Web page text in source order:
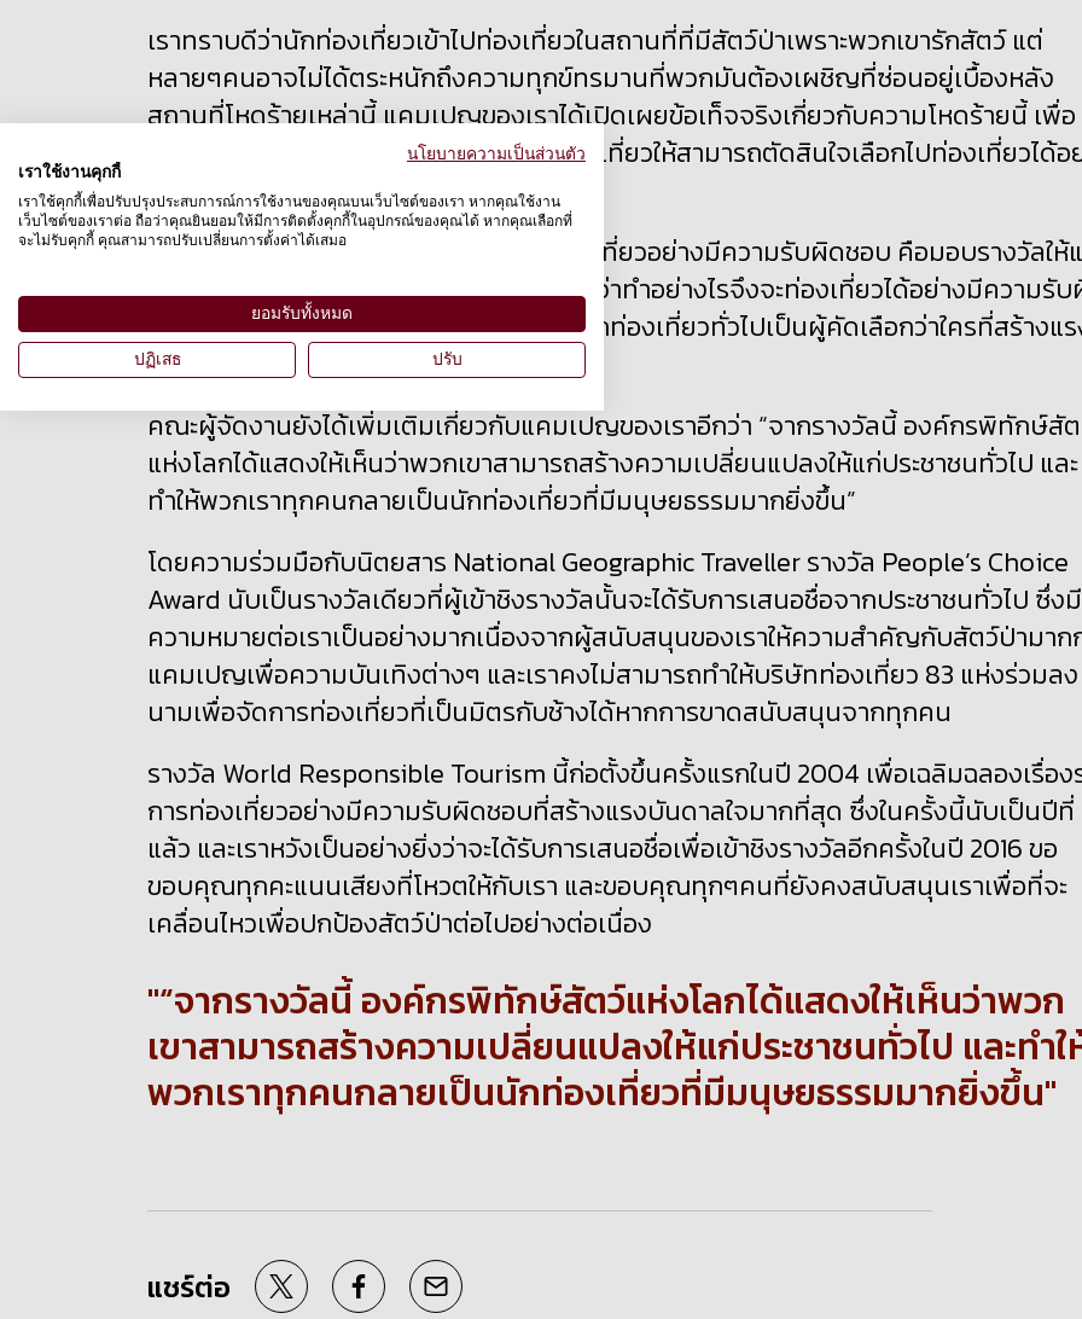
เราทราบดีว่านักท่องเที่ยวเข้าไปท่องเที่ยวในสถานที่ที่มีสัตว์ป่าเพราะพวกเขารักสัตว์ แต่
หลายๆคนอาจไม่ได้ตระหนักถึงความทุกข์ทรมานที่พวกมันต้องเผชิญที่ซ่อนอยู่เบื้องหลัง
สถานที่โหดร้ายเหล่านี้ แคมเปญของเราได้เปิดเผยข้อเท็จจริงเกี่ยวกับความโหดร้ายนี้ เพื่อ
เป็นข้อมูลประกอบการตัดสินใจให้แก่นักท่องเที่ยวให้สามารถตัดสินใจเลือกไปท่องเที่ยวได้อ
มีความรับผิดชอบมากขึ้น
“หนึ่งในจุดประสงค์หลักของรางวัลการท่องเที่ยวอย่างมีความรับผิดชอบ คือมอบรางวัลให้
ผู้ที่สร้างแรงบันดาลใจให้นักท่องเที่ยวทราบว่าทำอย่างไรจึงจะท่องเที่ยวได้อย่างมีความรั
ชอบ” คณะกรรมการกล่าว “โดยรางวัลนี้มีนักท่องเที่ยวทั่วไปเป็นผู้คัดเลือกว่าใครที่สร้างแ
บันดาลใจให้พวกเขาได้มากที่สุด”
คณะผู้จัดงานยังได้เพิ่มเติมเกี่ยวกับแคมเปญของเราอีกว่า “จากรางวัลนี้ องค์กรพิทักษ์สั
แห่งโลกได้แสดงให้เห็นว่าพวกเขาสามารถสร้างความเปลี่ยนแปลงให้แก่ประชาชนทั่วไป และ
ทำให้พวกเราทุกคนกลายเป็นนักท่องเที่ยวที่มีมนุษยธรรมมากยิ่งขึ้น”
โดยความร่วมมือกับนิตยสาร National Geographic Traveller รางวัล People’s Choice
Award นับเป็นรางวัลเดียวที่ผู้เข้าชิงรางวัลนั้นจะได้รับการเสนอชื่อจากประชาชนทั่วไป ซึ่งมี
ความหมายต่อเราเป็นอย่างมากเนื่องจากผู้สนับสนุนของเราให้ความสำคัญกับสัตว์ป่ามาก
แคมเปญเพื่อความบันเทิงต่างๆ และเราคงไม่สามารถทำให้บริษัทท่องเที่ยว 83 แห่งร่วมลง
นามเพื่อจัดการท่องเที่ยวที่เป็นมิตรกับช้างได้หากการขาดสนับสนุนจากทุกคน
รางวัล World Responsible Tourism นี้ก่อตั้งขึ้นครั้งแรกในปี 2004 เพื่อเฉลิมฉลองเรื่อง
การท่องเที่ยวอย่างมีความรับผิดชอบที่สร้างแรงบันดาลใจมากที่สุด ซึ่งในครั้งนี้นับเป็นปีที่
แล้ว และเราหวังเป็นอย่างยิ่งว่าจะได้รับการเสนอชื่อเพื่อเข้าชิงรางวัลอีกครั้งในปี 2016 ขอ
ขอบคุณทุกคะแนนเสียงที่โหวตให้กับเรา และขอบคุณทุกๆคนที่ยังคงสนับสนุนเราเพื่อที่จะ
เคลื่อนไหวเพื่อปกป้องสัตว์ป่าต่อไปอย่างต่อเนื่อง
“จากรางวัลนี้ องค์กรพิทักษ์สัตว์แห่งโลกได้แสดงให้เห็นว่าพวก
เขาสามารถสร้างความเปลี่ยนแปลงให้แก่ประชาชนทั่วไป และทำใ
พวกเราทุกคนกลายเป็นนักท่องเที่ยวที่มีมนุษยธรรมมากยิ่งขึ้น
แชร์ต่อ
นโยบายความเป็นส่วนตัว
เราใช้งานคุกกี้
เราใช้คุกกี้เพื่อปรับปรุงประสบการณ์การใช้งานของคุณบนเว็บไซต์ของเรา หากคุณใช้งาน
เว็บไซต์ของเราต่อ ถือว่าคุณยินยอมให้มีการติดตั้งคุกกี้ในอุปกรณ์ของคุณได้ หากคุณเลือกที่
จะไม่รับคุกกี้ คุณสามารถปรับเปลี่ยนการตั้งค่าได้เสมอ
ยอมรับทั้งหมด
ปฏิเสธ ปรับ